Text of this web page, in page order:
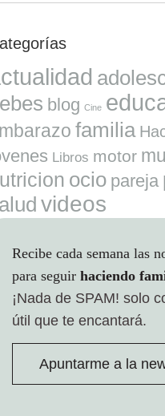
blog Cine
familia
Libros motor
ocio pareja
videos
Recibe cada semana las
para seguir haciendo
¡Nada de SPAM! solo
útil que te encantará.
Apuntarme a la